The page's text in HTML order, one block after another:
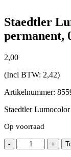
Staedtler
permanent,
2,00
(Incl BTW: 2,42)
Artikelnummer:
Staedtler
Op voorraad
-
Staedtler
Lumocolor
+